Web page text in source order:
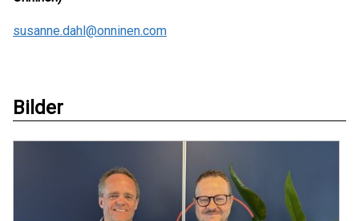
susanne.dahl@onninen.com
Bilder